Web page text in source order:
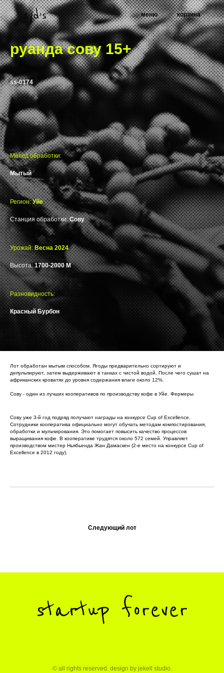
меню корзина
руанда сову 15+
ss-0174
Метод обработки:
Мытый
Регион:Уйе
Станция обработки:Сову
Урожай: Весна 2024
Высота:1700-2000 М
Разновидность:
Красный Бурбон
Лот обработан мытым способом. Ягоды предварительно сортируют и
депульпируют, затем выдерживают в танках с чистой водой. После чего сушат на
африканских кроватях до уровня содержания влаги около 12%.
Сову - один из лучших кооперативов по производству кофе в Уйе. Фермеры
Сову уже 3-й год подряд получают награды на конкурсе Cup of Excellence.
Сотрудники кооператива официально могут обучать методам компостирования,
обработки и мульчирования. Это помогает повысить качество процессов
выращивания кофе. В кооперативе трудятся около 572 семей. Управляет
производством мистер Ньябьенда Жан Дамаскен (2-е место на конкурсе Cup of
Excellence в 2012 году).
Следующий лот
© all rights reserved. design by jekell studio.